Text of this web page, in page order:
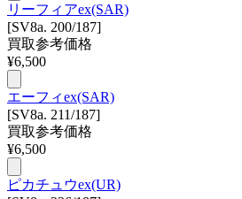
リーフィアex(SAR)
[SV8a. 200/187]
買取参考価格
¥6,500
エーフィex(SAR)
[SV8a. 211/187]
買取参考価格
¥6,500
ピカチュウex(UR)